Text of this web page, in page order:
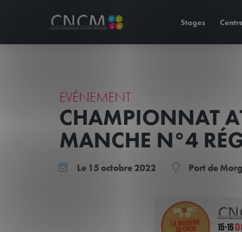
Stages
EVÉNEMENT
CHAMPIONNAT
MANCHE N°4
Le 15 octobre 2022 Port de